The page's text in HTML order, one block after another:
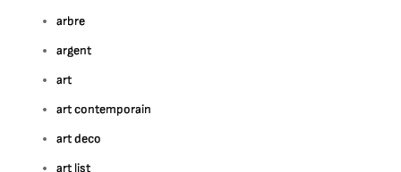
arbre
argent
art
art contemporain
art deco
art list